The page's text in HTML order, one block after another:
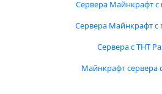
Сервера Майнкрафт с
Сервера Майнкрафт с
Сервера с ТНТ
Майнкрафт сервера